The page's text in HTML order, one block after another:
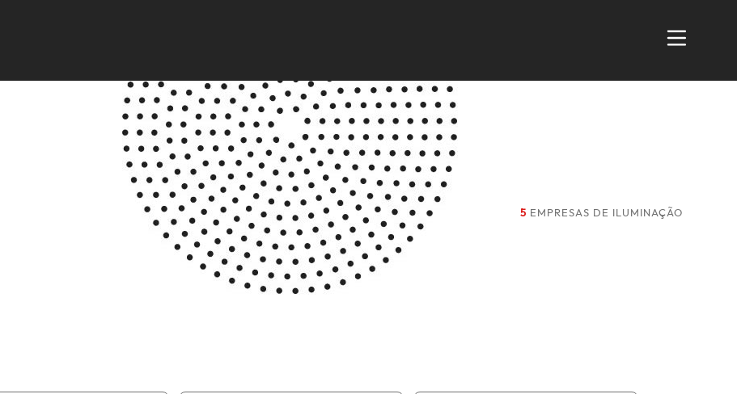
5 EMPRESAS DE ILUMINAÇÃO